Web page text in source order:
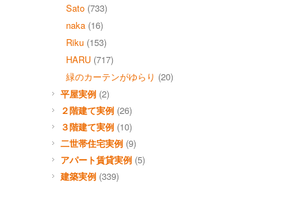
Sato (733)
naka (16)
Riku (153)
HARU (717)
緑のカーテンがゆらり (20)
平屋実例 (2)
２階建て実例 (26)
３階建て実例 (10)
二世帯住宅実例 (9)
アパート賃貸実例 (5)
建築実例 (339)